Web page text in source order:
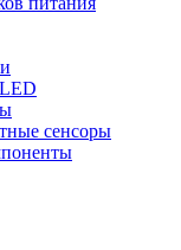
сенсоры